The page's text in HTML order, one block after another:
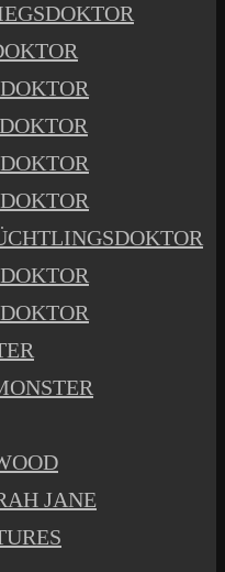
JANE